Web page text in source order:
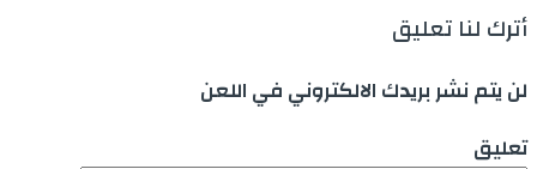
أترك لنا تعليق
لن يتم نشر بريدك الالكتروني في اللعن
تعليق